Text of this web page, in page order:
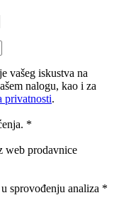
vašeg iskustva na
nalogu, kao i za
privatnosti.
*
web prodavnice
sprovođenju analiza *